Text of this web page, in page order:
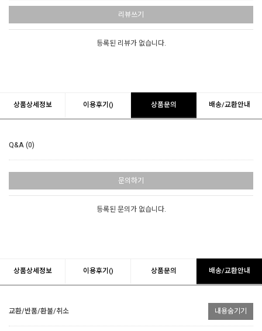
리뷰쓰기
등록된 리뷰가 없습니다.
상품상세정보 이용후기() 상품문의 배송/교환안내
Q&A (0)
문의하기
등록된 문의가 없습니다.
상품상세정보 이용후기() 상품문의 배송/교환안내
교환/반품/환불/취소 내용숨기기